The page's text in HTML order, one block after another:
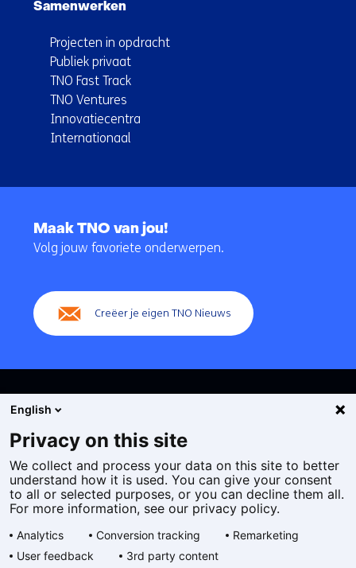
Samenwerken
Projecten in opdracht
Publiek privaat
TNO Fast Track
TNO Ventures
Innovatiecentra
Internationaal
navigatie
Maak TNO van jou!
Volg jouw favoriete onderwerpen.
Creëer je eigen TNO Nieuws
Cookies
Privacy statement
Toegankelijkheid
Algemene voorwaarden
English
Privacy on this site
We collect and process your data on this site to better
understand how it is used. You can give your consent
to all or selected purposes, or you can decline them all.
For more information, see our privacy policy.
Analytics Conversion tracking
Remarketing
User feedback
3rd party content